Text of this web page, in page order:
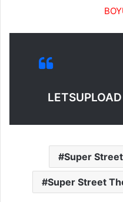
Super
Super Street